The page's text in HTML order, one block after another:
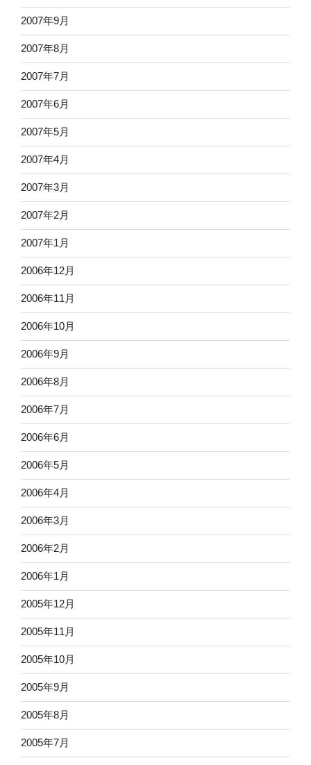
2007年9月
2007年8月
2007年7月
2007年6月
2007年5月
2007年4月
2007年3月
2007年2月
2007年1月
2006年12月
2006年11月
2006年10月
2006年9月
2006年8月
2006年7月
2006年6月
2006年5月
2006年4月
2006年3月
2006年2月
2006年1月
2005年12月
2005年11月
2005年10月
2005年9月
2005年8月
2005年7月